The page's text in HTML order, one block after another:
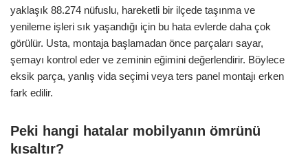
yaklaşık 88.274 nüfuslu, hareketli bir ilçede taşınma ve
yenileme işleri sık yaşandığı için bu hata evlerde daha çok
görülür. Usta, montaja başlamadan önce parçaları sayar,
şemayı kontrol eder ve zeminin eğimini değerlendirir. Böylece
eksik parça, yanlış vida seçimi veya ters panel montajı erken
fark edilir.
Peki hangi hatalar mobilyanın ömrünü
kısaltır?